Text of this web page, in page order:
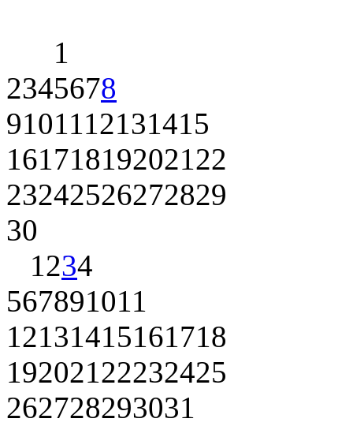
1
2345678
9101112131415
16171819202122
23242526272829
30
1234
567891011
12131415161718
19202122232425
262728293031